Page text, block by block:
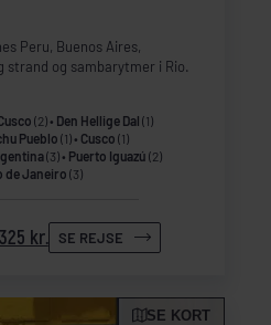
Peru, Buenos Aires,
strand og sambarytmer i Rio.
(2) Den Hellige Dal (1)
Pueblo (1) Cusco (1)
(3) Puerto Iguazú (2)
de Janeiro (3)
kr. SE REJSE
SE KORT